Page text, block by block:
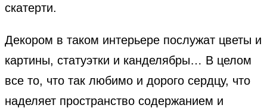
скатерти.
Декором в таком интерьере послужат цветы и
картины, статуэтки и канделябры… В целом
все то, что так любимо и дорого сердцу, что
наделяет пространство содержанием и